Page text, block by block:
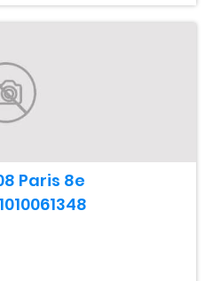
Paris 8e